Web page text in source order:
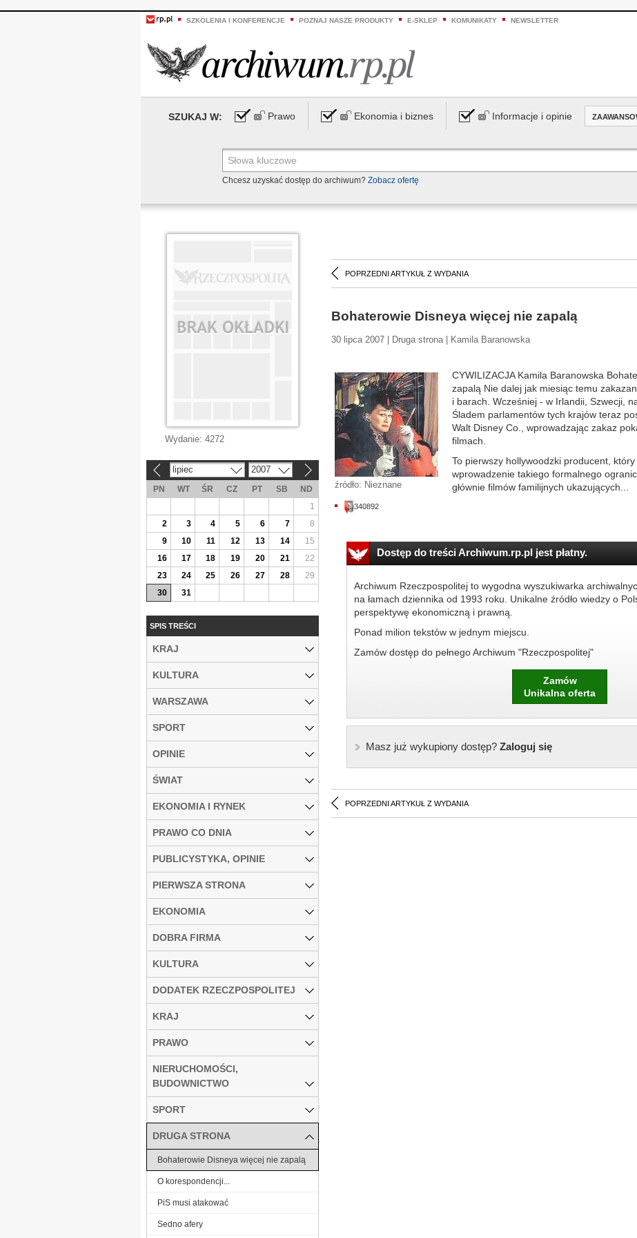
SZKOLENIA I KONFERENCJE POZNAJ NASZE PRODUKTY E-SKLEP KOMUNIKATY NEWSLETTER
SZUKAJ W: Prawo Ekonomia i biznes Informacje i opinie
Chcesz uzyskać dostęp do archiwum? Zobacz ofertę
POPRZEDNI ARTYKUŁ Z WYDANIA
Bohaterowie Disneya więcej nie zapalą
30 lipca 2007 | Druga strona | Kamila Baranowska
źródło: Nieznane
340892
CYWILIZACJA Kamila Baranowska
zapalą Nie dalej jak miesiąc temu
i barach. Wcześniej - w Irlandii, Szwecji,
Śladem parlamentów tych krajów teraz
Walt Disney Co., wprowadzając zakaz
filmach.
To pierwszy hollywoodzki producent, który
wprowadzenie takiego formalnego
głównie filmów familijnych ukazujących...
Dostęp do treści Archiwum.rp.pl jest płatny.
Archiwum Rzeczpospolitej to wygodna wyszukiwarka
na łamach dziennika od 1993 roku. Unikalne źródło wiedzy o
perspektywę ekonomiczną i prawną.
Ponad milion tekstów w jednym miejscu.
Zamów dostęp do pełnego Archiwum "Rzeczpospolitej"
Zamów
Unikalna oferta
Masz już wykupiony dostęp?Zaloguj się
POPRZEDNI ARTYKUŁ Z WYDANIA
Wydanie: 4272
lipiec 2007
PN WT ŚR CZ PT SB
ND
1
2
3 4 5 6 7
8
9
10 11 12 13 14
15
16
17 18 19 20 21
22
23
24 25 26 27 28
29
30
31
SPIS TREŚCI
KRAJ
KULTURA
WARSZAWA
SPORT
OPINIE
ŚWIAT
EKONOMIA I RYNEK
PRAWO CO DNIA
PUBLICYSTYKA, OPINIE
PIERWSZA STRONA
EKONOMIA
DOBRA FIRMA
KULTURA
DODATEK RZECZPOSPOLITEJ
KRAJ
PRAWO
NIERUCHOMOŚCI,
BUDOWNICTWO
SPORT
DRUGA STRONA
Bohaterowie Disneya więcej nie zapalą
O korespondencji...
PiS musi atakować
Sedno afery